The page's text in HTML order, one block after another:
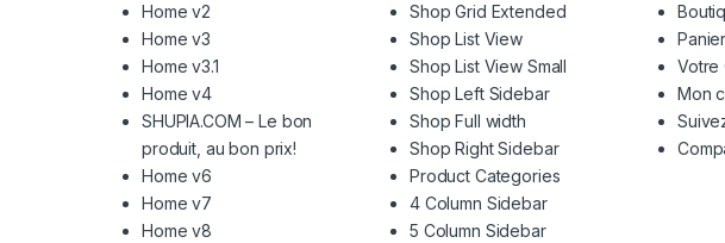
Home v2
Home v3
Home v3.1
Home v4
SHUPIA.COM – Le bon
produit, au bon prix!
Home v6
Home v7
Home v8
Shop Grid Extended
Shop List View
Shop List View Small
Shop Left Sidebar
Shop Full width
Shop Right Sidebar
Product Categories
4 Column Sidebar
5 Column Sidebar
Panier
Votre
Mon